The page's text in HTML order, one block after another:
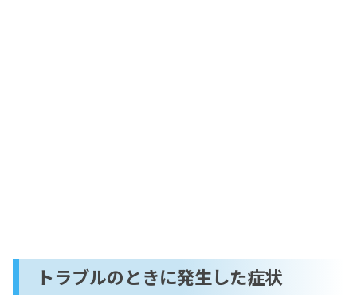
トラブルのときに発生した症状